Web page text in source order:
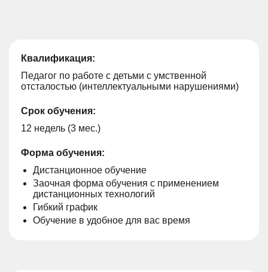
Квалификация:
Педагог по работе с детьми с умственной
отсталостью (интеллектуальными нарушениями)
Срок обучения:
12 недель (3 мес.)
Форма обучения:
Дистанционное обучение
Заочная форма обучения с применением
дистанционных технологий
Гибкий график
Обучение в удобное для вас время